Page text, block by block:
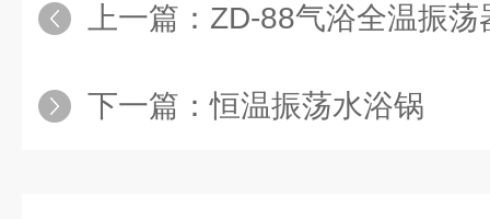
上一篇： ZD-88气浴全温振荡
下一篇：恒温振荡水浴锅